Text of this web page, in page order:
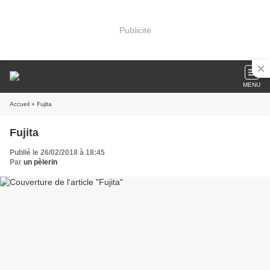
Publicité
MENU
Accueil » Fujita
Fujita
Publié le 26/02/2018 à 18:45
Par un pèlerin